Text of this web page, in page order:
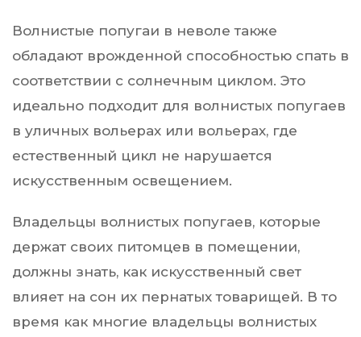
Волнистые попугаи в неволе также
обладают врожденной способностью спать в
соответствии с солнечным циклом. Это
идеально подходит для волнистых попугаев
в уличных вольерах или вольерах, где
естественный цикл не нарушается
искусственным освещением.
Владельцы волнистых попугаев, которые
держат своих питомцев в помещении,
должны знать, как искусственный свет
влияет на сон их пернатых товарищей. В то
время как многие владельцы волнистых